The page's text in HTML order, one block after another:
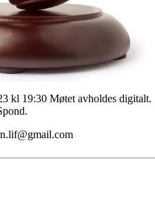
kl 19:30 Møtet avholdes digitalt.